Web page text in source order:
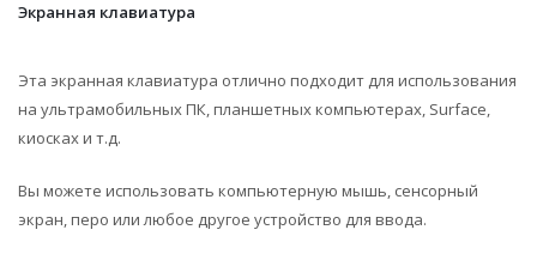
Экранная клавиатура
Эта экранная клавиатура отлично подходит для использования
на ультрамобильных ПК, планшетных компьютерах, Surface,
киосках и т.д.
Вы можете использовать компьютерную мышь, сенсорный
экран, перо или любое другое устройство для ввода.